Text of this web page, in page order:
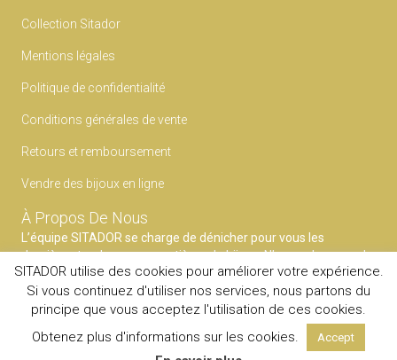
Collection Sitador
Mentions légales
Politique de confidentialité
Conditions générales de vente
Retours et remboursement
Vendre des bijoux en ligne
À Propos De Nous
L’équipe SITADOR se charge de dénicher pour vous les
dernières tendances en matières de bijoux. N’ayez plus peur du
faux pas et faites confiance à notre expertise pour mettre en
avant votre style.
SITADOR utilise des cookies pour améliorer votre expérience.
Si vous continuez d'utiliser nos services, nous partons du
principe que vous acceptez l'utilisation de ces cookies.
Obtenez plus d'informations sur les cookies.
Accept